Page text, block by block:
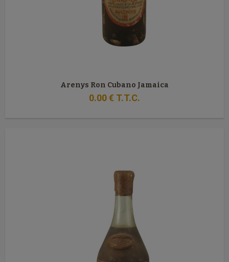
Arenys Ron Cubano Jamaica
0.00€ T.T.C.